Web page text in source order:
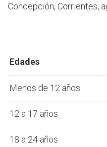
Concepción, Corrientes,
Edades
Menos de 12 años
12 a 17 años
18 a 24 años